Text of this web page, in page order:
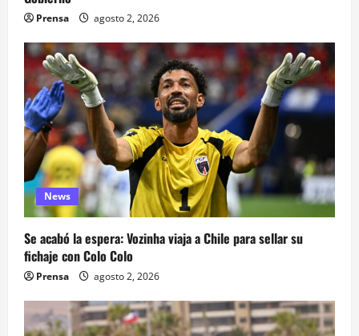
Prensa agosto 2, 2026
News
Se acabó la espera: Vozinha viaja a Chile para sellar su
fichaje con Colo Colo
Prensa agosto 2, 2026